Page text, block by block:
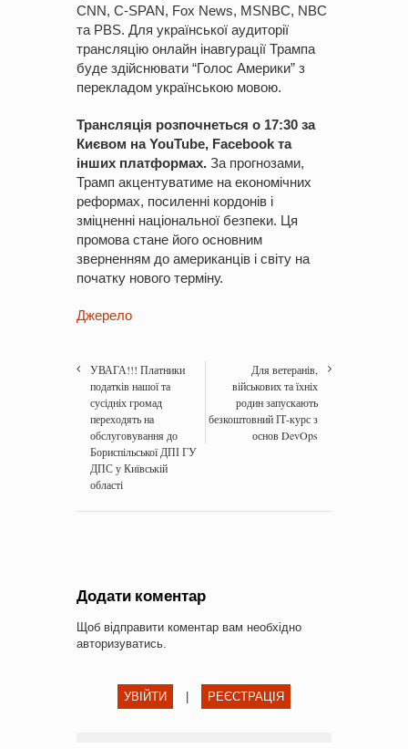
CNN, C-SPAN, Fox News, MSNBC, NBC
та PBS. Для української аудиторії
трансляцію онлайн інавгурації Трампа
буде здійснювати “Голос Америки” з
перекладом українською мовою.
Трансляція розпочнеться о 17:30 за
Києвом на YouTube, Facebook та
інших платформах. За прогнозами,
Трамп акцентуватиме на економічних
реформах, посиленні кордонів і
зміцненні національної безпеки. Ця
промова стане його основним
зверненням до американців і світу на
початку нового терміну.
Джерело
УВАГА!!! Платники
податків нашої та
сусідніх громад
переходять на
обслуговування до
Бориспільської ДПІ ГУ
ДПС у Київській
області
Для ветеранів,
військових та їхніх
родин запускають
безкоштовний ІТ-курс з
основ DevOps
Додати коментар
Щоб відправити коментар вам необхідно
авторизуватись.
УВІЙТИ РЕЄСТРАЦІЯ